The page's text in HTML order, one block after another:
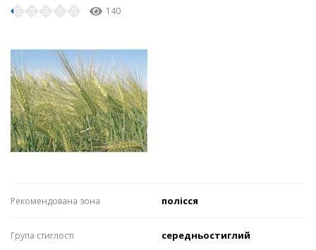
140
Рекомендована зона полісся
Група стиглості середньостиглий